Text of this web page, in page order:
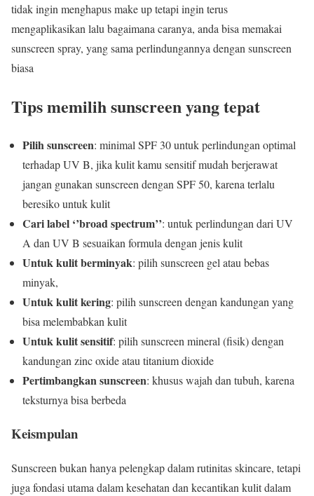
tidak ingin menghapus make up tetapi ingin terus
mengaplikasikan lalu bagaimana caranya, anda bisa memakai
sunscreen spray, yang sama perlindungannya dengan sunscreen
biasa
Tips memilih sunscreen yang tepat
Pilih sunscreen: minimal SPF 30 untuk perlindungan optimal
terhadap UV B, jika kulit kamu sensitif mudah berjerawat
jangan gunakan sunscreen dengan SPF 50, karena terlalu
beresiko untuk kulit
Cari label ‘’broad spectrum’’: untuk perlindungan dari UV
A dan UV B sesuaikan formula dengan jenis kulit
Untuk kulit berminyak: pilih sunscreen gel atau bebas
minyak,
Untuk kulit kering: pilih sunscreen dengan kandungan yang
bisa melembabkan kulit
Untuk kulit sensitif: pilih sunscreen mineral (fisik) dengan
kandungan zinc oxide atau titanium dioxide
Pertimbangkan sunscreen: khusus wajah dan tubuh, karena
teksturnya bisa berbeda
Keismpulan
Sunscreen bukan hanya pelengkap dalam rutinitas skincare, tetapi
juga fondasi utama dalam kesehatan dan kecantikan kulit dalam